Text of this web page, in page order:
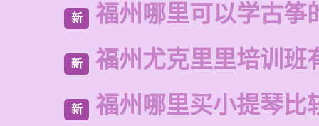
新 福州哪里可以学古筝
新 福州尤克里里培训班
新 福州哪里买小提琴比